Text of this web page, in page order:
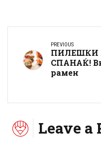
PREVIOUS
ПИЛЕШКИ
СПАНАЌ!
рамен
Leave a